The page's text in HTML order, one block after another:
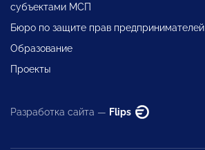
субъектами МСП
Бюро по защите прав предпринимателей
Образование
Проекты
Разработка сайта — Flips